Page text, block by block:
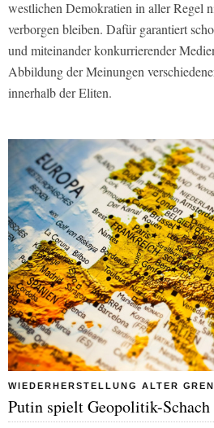
westlichen Demokratien in aller Regel
verborgen bleiben. Dafür garantiert
und miteinander konkurrierender
Abbildung der Meinungen
innerhalb der Eliten.
WIEDERHERSTELLUNG ALTER
Putin spielt Geopolitik-